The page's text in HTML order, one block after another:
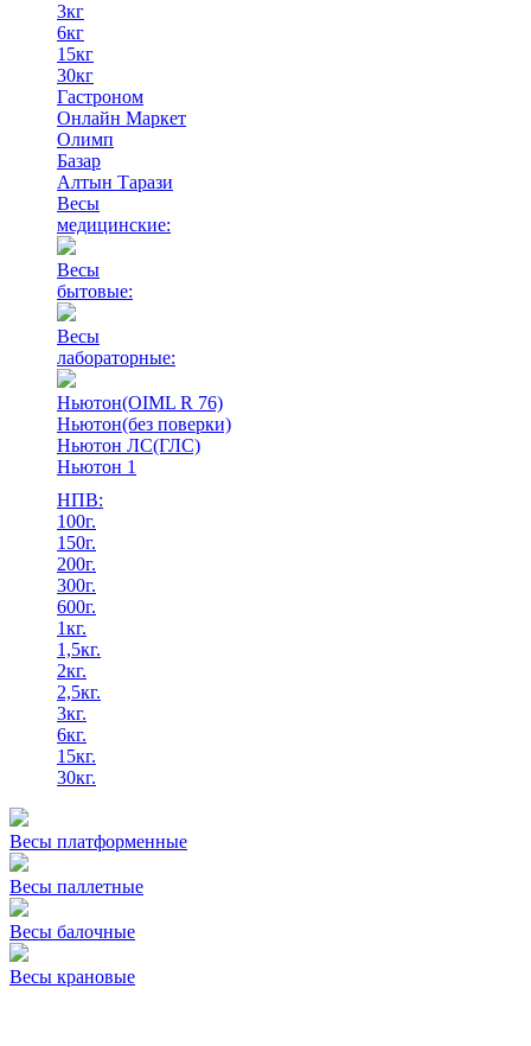
3кг
6кг
15кг
30кг
Гастроном
Онлайн Маркет
Олимп
Базар
Алтын Тарази
Весы
медицинские:
Весы
бытовые:
Весы
лабораторные:
Ньютон(OIML R 76)
Ньютон(без поверки)
Ньютон ЛС(ГЛС)
Ньютон 1
НПВ:
100г.
150г.
200г.
300г.
600г.
1кг.
1,5кг.
2кг.
2,5кг.
3кг.
6кг.
15кг.
30кг.
Весы платформенные
Весы паллетные
Весы балочные
Весы крановые